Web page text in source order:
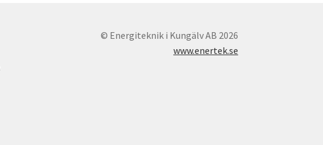
© Energiteknik i Kungälv AB 2026
www.enertek.se